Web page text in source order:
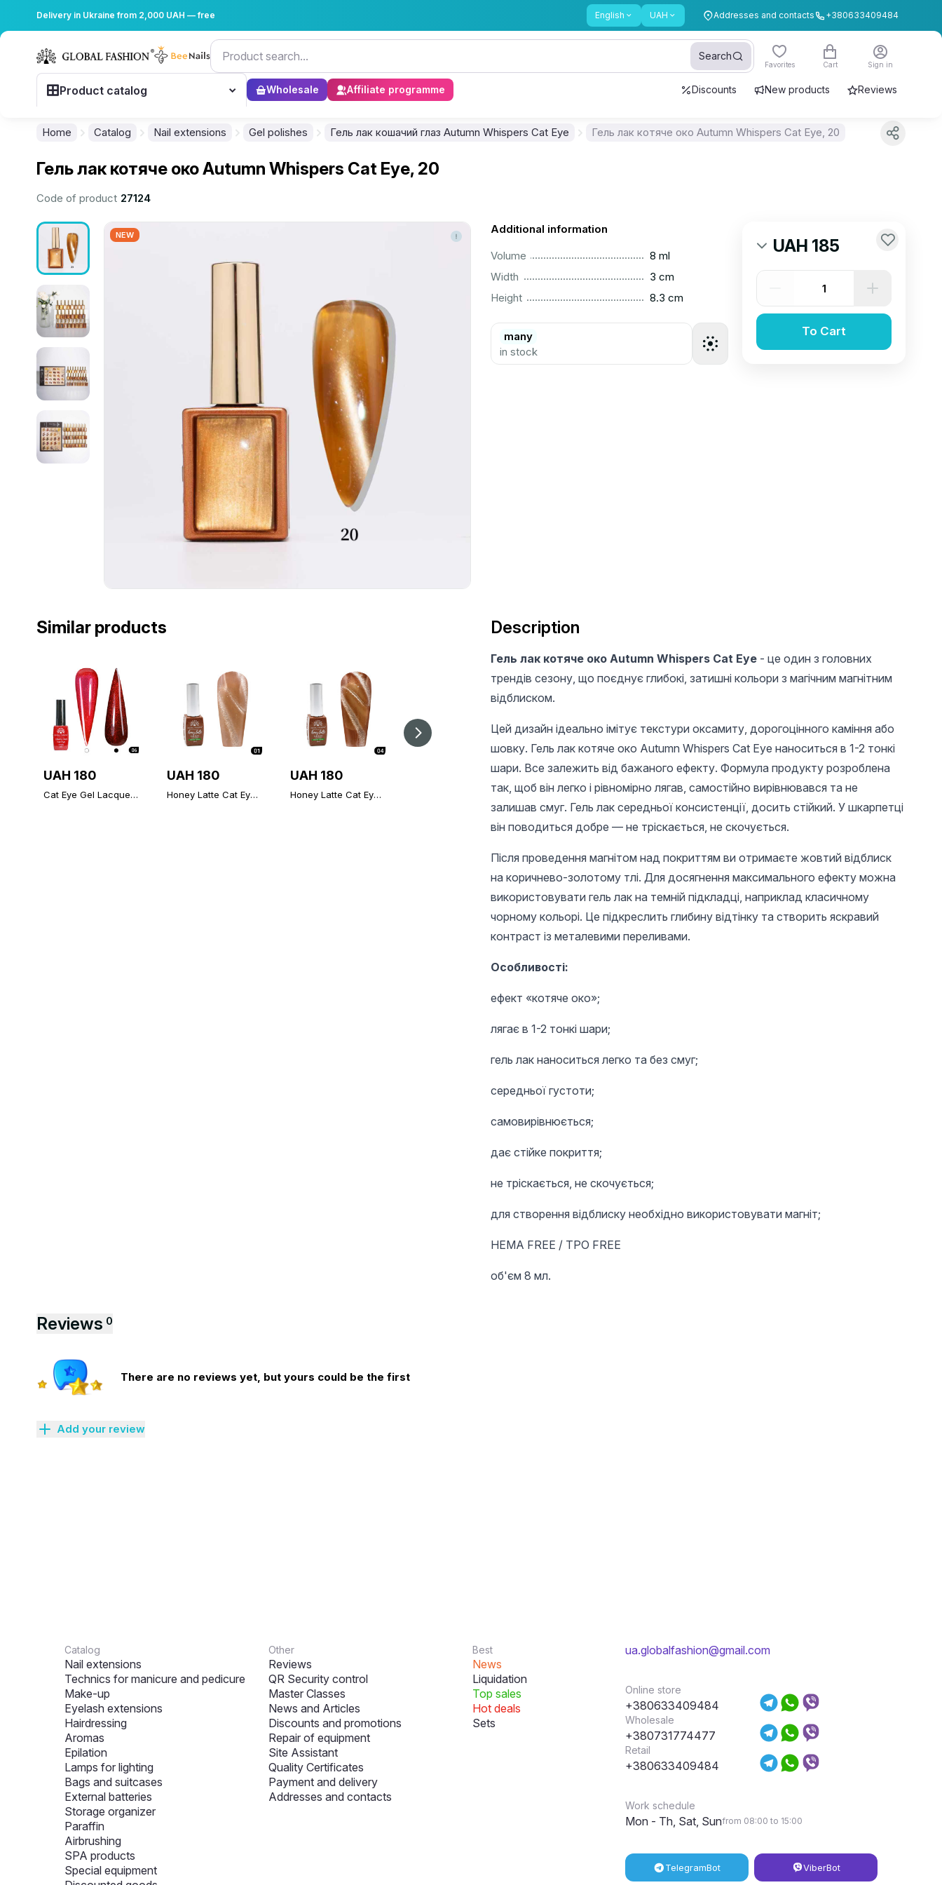
Delivery in Ukraine from 2,000 UAH — free English UAH Addresses and contacts +380633409484
Search
Favorites Cart Sign in
Product catalog Wholesale Affiliate programme Discounts New products Reviews
Home Catalog Nail extensions Gel polishes Гель лак кошачий глаз Autumn Whispers Cat Eye Гель лак котяче око Autumn Whispers Cat Eye, 20
Гель лак котяче око Autumn Whispers Cat Eye, 20
Code of product 27124
NEW
Additional information
Volume
...................................................................................................................................................................................................................................... 8 ml
Width
...................................................................................................................................................................................................................................... 3 cm
Height
...................................................................................................................................................................................................................................... 8.3 cm
many
in stock
UAH 185
To Cart
Similar products
UAH 180
Cat Eye Gel Lacquer
UAH 180
Honey Latte Cat Eye
UAH 180
Honey Latte Cat Eye
Гель лак котяче око
Autumn Whispers
UAH 185
Гель лак котяче око
Autumn Whispers
Cat Eye , 09
UAH 185
Гель лак котяче око
Autumn Whispers
UAH 185
Гель лак котяче око
Autumn Whispers
Description
Гель лак котяче око Autumn Whispers Cat Eye - це один з головних
трендів сезону, що поєднує глибокі, затишні кольори з магічним магнітним
відблиском.
Цей дизайн ідеально імітує текстури оксамиту, дорогоцінного каміння або
шовку. Гель лак котяче око Autumn Whispers Cat Eye наноситься в 1-2 тонкі
шари. Все залежить від бажаного ефекту. Формула продукту розроблена
так, щоб він легко і рівномірно лягав, самостійно вирівнювався та не
залишав смуг. Гель лак середньої консистенції, досить стійкий. У шкарпетці
він поводиться добре — не тріскається, не скочується.
Після проведення магнітом над покриттям ви отримаєте жовтий відблиск
на коричнево-золотому тлі. Для досягнення максимального ефекту можна
використовувати гель лак на темній підкладці, наприклад класичному
чорному кольорі. Це підкреслить глибину відтінку та створить яскравий
контраст із металевими переливами.
Особливості:
ефект «котяче око»;
лягає в 1-2 тонкі шари;
гель лак наноситься легко та без смуг;
середньої густоти;
самовирівнюється;
дає стійке покриття;
не тріскається, не скочується;
для створення відблиску необхідно використовувати магніт;
HEMA FREE / TPO FREE
об'єм 8 мл.
Reviews 0
There are no reviews yet, but yours could be the first
Add your review
Catalog
Nail extensions
Technics for manicure and pedicure
Make-up
Eyelash extensions
Hairdressing
Aromas
Epilation
Lamps for lighting
Bags and suitcases
External batteries
Storage organizer
Paraffin
Airbrushing
SPA products
Special equipment
Other
Reviews
QR Security control
Master Classes
News and Articles
Discounts and promotions
Repair of equipment
Site Assistant
Quality Certificates
Payment and delivery
Addresses and contacts
Best
News
Liquidation
Top sales
Hot deals
Sets
ua.globalfashion@gmail.com
Online store
+380633409484
Wholesale
+380731774477
Retail
+380633409484
Work schedule
Mon - Th, Sat, Sunfrom 08:00 to 15:00
TelegramBot ViberBot